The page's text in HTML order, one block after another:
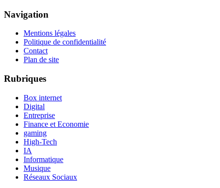
Navigation
Mentions légales
Politique de confidentialité
Contact
Plan de site
Rubriques
Box internet
Digital
Entreprise
Finance et Economie
gaming
High-Tech
IA
Informatique
Musique
Réseaux Sociaux